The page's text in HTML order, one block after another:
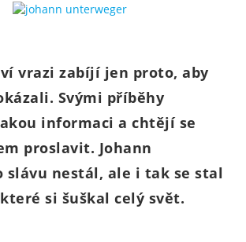
vrazi zabíjí jen proto, aby
Svými příběhy
informaci a chtějí se
proslavit. Johann
slávu nestál, ale i tak se stal
si šuškal celý svět.